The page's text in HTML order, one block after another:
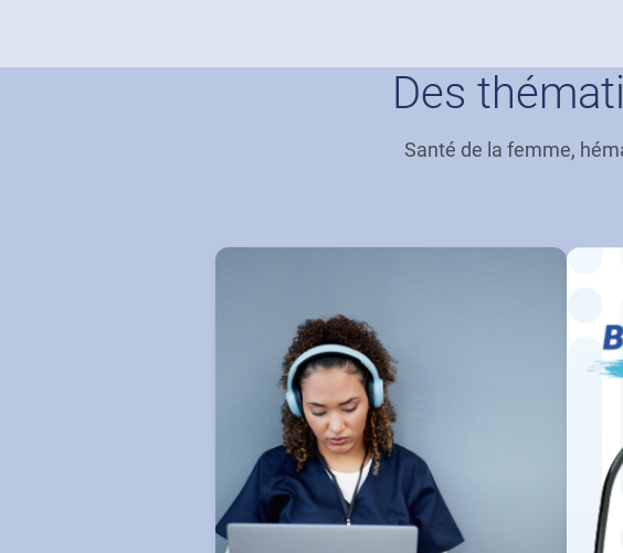
Des
Santé de la femme,